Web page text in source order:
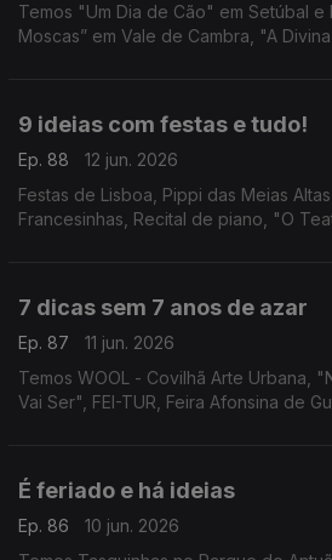
Temos "Um Dia de Cão" em Setúbal e
Moscas” em Vale de Cambra, "A
9 ideias com festas e tudo!
Ep. 88
12 jun. 2026
Festas de Lisboa, Pippi das Meias
Francesinhas, Recital de piano, "O
7 dicas sem 7 anos de azar
Ep. 87
11 jun. 2026
Temos WOOL - Covilhã Arte Urbana,
Vai Ser", FEI-TUR, Feira Afonsina de
É feriado e há ideias
Ep. 86
10 jun. 2026